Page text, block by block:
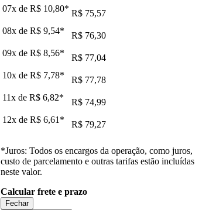
07x de R$ 10,80* R$ 75,57
08x de R$ 9,54*
R$ 76,30
09x de R$ 8,56*
R$ 77,04
10x de R$ 7,78*
R$ 77,78
11x de R$ 6,82*
R$ 74,99
12x de R$ 6,61 * R$ 79,27
*Juros: Todos os encargos da operação, como juros,
custo de parcelamento e outras tarifas estão incluídas
neste valor.
Calcular frete e prazo
Fechar